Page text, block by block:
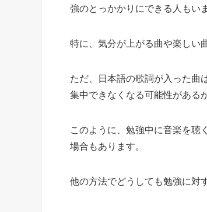
強のとっかかりにできる人もい
特に、気分が上がる曲や楽しい
ただ、日本語の歌詞が入った曲
集中できなくなる可能性がある
このように、勉強中に音楽を聴
場合もあります。
他の方法でどうしても勉強に対